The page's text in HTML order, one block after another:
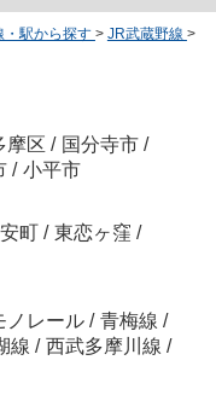
・駅から探す > JR武蔵野線 >
摩区 / 国分寺市 /
/ 小平市
町 / 東恋ヶ窪 /
ノレール / 青梅線 /
線 / 西武多摩川線 /